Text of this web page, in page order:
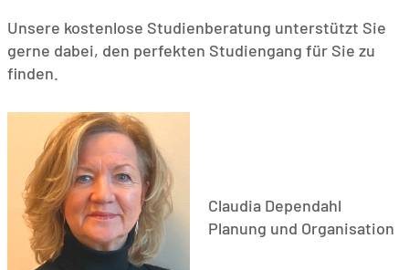
Unsere kostenlose Studienberatung unterstützt Sie
gerne dabei, den perfekten Studiengang für Sie zu
finden.
Claudia Dependahl
Planung und Organisation